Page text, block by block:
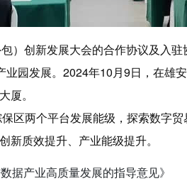
）创新发展大会的合作协议及入
园发展。2024年10月9日，在雄
厦。
区两个平台发展能级，探索数字
质效提升、产业能级提升。
据产业高质量发展的指导意见》